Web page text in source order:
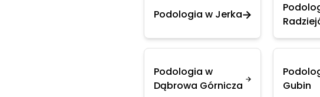
Podologia w Jerka
Podologia w
Dąbrowa Górnicza
Gubin